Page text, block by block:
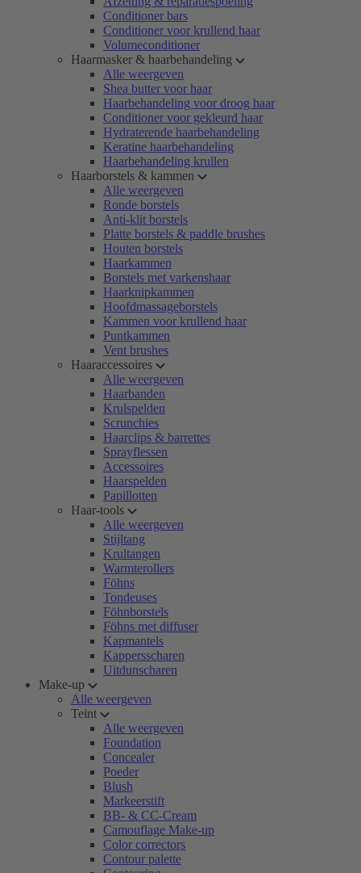
Conditioner bars
Conditioner voor krullend haar
Volumeconditioner
Haarmasker & haarbehandeling
Alle weergeven
Shea butter voor haar
Haarbehandeling voor droog haar
Conditioner voor gekleurd haar
Hydraterende haarbehandeling
Keratine haarbehandeling
Haarbehandeling krullen
Haarborstels & kammen
Alle weergeven
Ronde borstels
Anti-klit borstels
Platte borstels & paddle brushes
Houten borstels
Haarkammen
Borstels met varkenshaar
Haarknipkammen
Hoofdmassageborstels
Kammen voor krullend haar
Puntkammen
Vent brushes
Haaraccessoires
Alle weergeven
Haarbanden
Krulspelden
Scrunchies
Haarclips & barrettes
Sprayflessen
Accessoires
Haarspelden
Papillotten
Haar-tools
Alle weergeven
Stijltang
Krultangen
Warmterollers
Föhns
Tondeuses
Föhnborstels
Föhns met diffuser
Kapmantels
Kappersscharen
Uitdunscharen
Make-up
Alle weergeven
Teint
Alle weergeven
Foundation
Concealer
Poeder
Blush
Markeerstift
BB- & CC-Cream
Camouflage Make-up
Color correctors
Contour palette